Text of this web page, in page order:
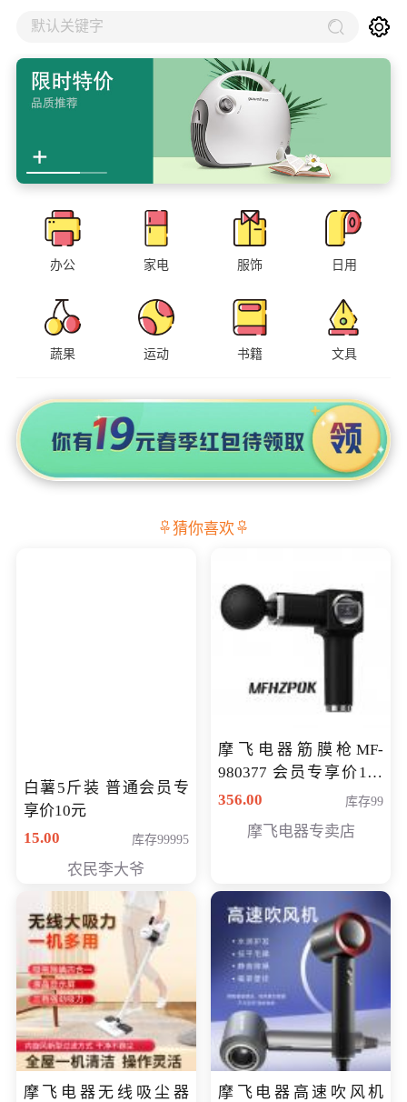
默认关键字
办公 家电 服饰 日用
蔬果 运动 书籍 文具
猜你喜欢
白薯5斤装 普通会员专
享价10元
15.00
库存99995
农民李大爷
摩飞电器筋膜枪MF-
980377 会员专享价199
元
356.00 库存99
摩飞电器专卖店
摩飞电器无线吸尘器
摩飞电器高速吹风机